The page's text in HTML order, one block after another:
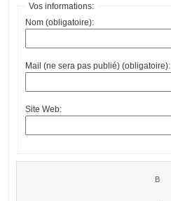
Vos informations:
Nom (obligatoire):
Mail (ne sera pas publié) (obligatoire):
Site Web: